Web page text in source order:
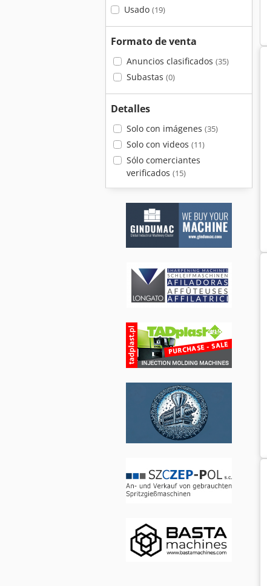
Usado (19)
Formato de venta
Anuncios clasificados (35)
Subastas (0)
Detalles
Solo con imágenes (35)
Solo con videos (11)
Sólo comerciantes
verificados (15)
Pmh Adler Adler 1217